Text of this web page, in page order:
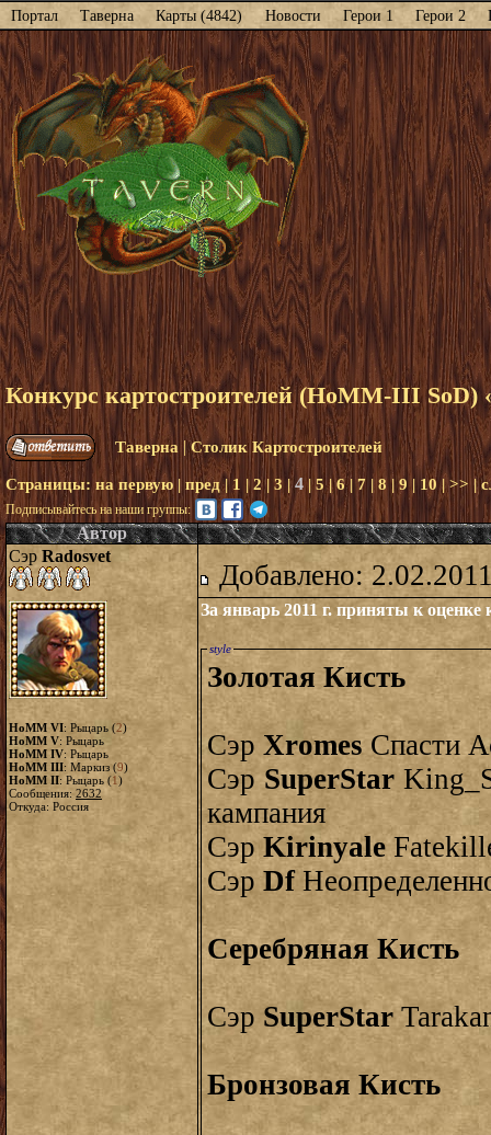
Портал Таверна Карты (4842) Новости Герои 1 Герои 2
Конкурс картостроителей (НоММ-III SoD)
Таверна |Столик Картостроителей
Страницы: на первую | пред|1 | 2| 3 |4 | 5|6|7 | 8 | 9 | 10|>> |
Подписывайтесь на наши группы:
Автор
Сэр Radosvet
HoMM VI: Рыцарь (2)
HoMM V: Рыцарь
HoMM IV: Рыцарь
HoMM III: Маркиз (9)
HoMM II: Рыцарь (1)
Сообщения: 2632
Откуда: Россия
Добавлено:
За январь 2011 г. приняты к
style
Золотая Кисть
Сэр XromesСпасти
СэрSuperStar
кампания
СэрKirinyale
Сэр Df
Серебряная Кисть
Сэр SuperStar
Бронзовая Кисть